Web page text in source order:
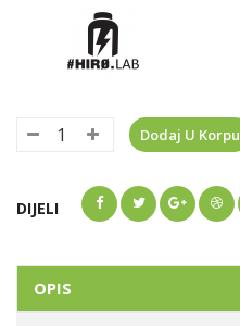
Dodaj U Korpu
DIJELI
OPIS